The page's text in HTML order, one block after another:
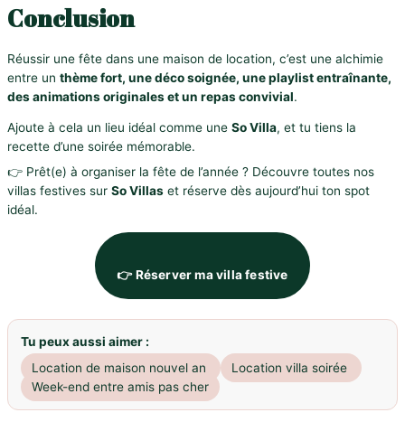
Conclusion
Réussir une fête dans une maison de location, c’est une alchimie
entre un thème fort, une déco soignée, une playlist entraînante,
des animations originales et un repas convivial.
Ajoute à cela un lieu idéal comme une So Villa, et tu tiens la
recette d’une soirée mémorable.
👉 Prêt(e) à organiser la fête de l’année ? Découvre toutes nos
villas festives sur So Villas et réserve dès aujourd’hui ton spot
idéal.
👉 Réserver ma villa festive
Tu peux aussi aimer :
Location de maison nouvel an
Location villa soirée
Week-end entre amis pas cher